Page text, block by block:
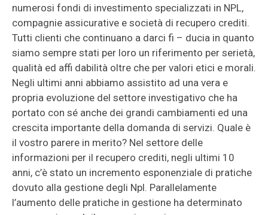
numerosi fondi di investimento specializzati in NPL,
compagnie assicurative e società di recupero crediti.
Tutti clienti che continuano a darci fi – ducia in quanto
siamo sempre stati per loro un riferimento per serietà,
qualità ed affi dabilità oltre che per valori etici e morali.
Negli ultimi anni abbiamo assistito ad una vera e
propria evoluzione del settore investigativo che ha
portato con sé anche dei grandi cambiamenti ed una
crescita importante della domanda di servizi. Quale è
il vostro parere in merito? Nel settore delle
informazioni per il recupero crediti, negli ultimi 10
anni, c’è stato un incremento esponenziale di pratiche
dovuto alla gestione degli Npl. Parallelamente
l’aumento delle pratiche in gestione ha determinato